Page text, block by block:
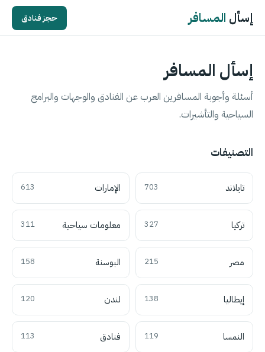
إسأل المسافر حجز فنادق
إسأل المسافر
أسئلة وأجوبة المسافرين العرب عن الفنادق والوجهات والبرامج
السياحية والتأشيرات.
التصنيفات
تايلاند 703 الإمارات 613
تركيا 327 معلومات سياحية 311
مصر 215 البوسنة 158
إيطاليا 138 لندن 120
النمسا 119 فنادق 113